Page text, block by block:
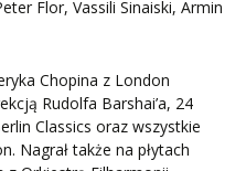
Flor, Vassili Sinaiski, Armin
Chopina z London
Rudolfa Barshai’a, 24
Classics oraz wszystkie
Nagrał także na płytach